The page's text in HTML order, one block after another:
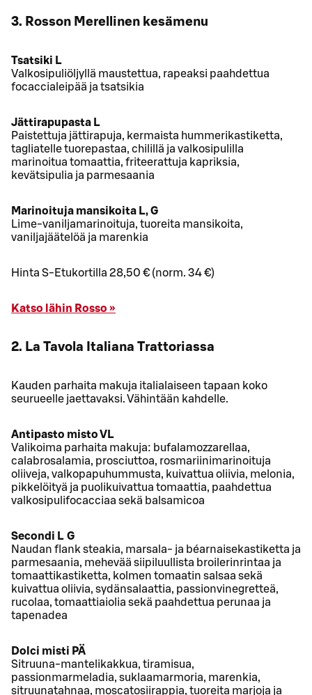
3. Rosson Merellinen kesämenu
Tsatsiki L
Valkosipuliöljyllä maustettua, rapeaksi paahdettua
focaccialeipää ja tsatsikia
Jättirapupasta L
Paistettuja jättirapuja, kermaista hummerikastiketta,
tagliatelle tuorepastaa, chilillä ja valkosipulilla
marinoitua tomaattia, friteerattuja kapriksia,
kevätsipulia ja parmesaania
Marinoituja mansikoita L, G
Lime-vaniljamarinoituja, tuoreita mansikoita,
vaniljajäätelöä ja marenkia
Hinta S-Etukortilla 28,50 € (norm. 34 €)
Katso lähin Rosso »
2. La Tavola Italiana Trattoriassa
Kauden parhaita makuja italialaiseen tapaan koko
seurueelle jaettavaksi. Vähintään kahdelle.
Antipasto misto VL
Valikoima parhaita makuja: bufalamozzarellaa,
calabrosalamia, prosciuttoa, rosmariinimarinoituja
oliiveja, valkopapuhummusta, kuivattua oliivia, melonia,
pikkelöityä ja puolikuivattua tomaattia, paahdettua
valkosipulifocacciaa sekä balsamicoa
Secondi L G
Naudan flank steakia, marsala- ja béarnaisekastiketta ja
parmesaania, mehevää siipiluullista broilerinrintaa ja
tomaattikastiketta, kolmen tomaatin salsaa sekä
kuivattua oliivia, sydänsalaattia, passionvinegretteä,
rucolaa, tomaattiaiolia sekä paahdettua perunaa ja
tapenadea
Dolci misti PÄ
Sitruuna-mantelikakkua, tiramisua,
passionmarmeladia, suklaamarmoria, marenkia,
sitruunatahnaa, moscatosiirappia, tuoreita marjoja ja